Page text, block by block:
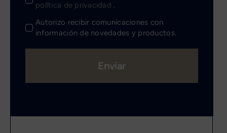
política de privacidad .
Autorizo recibir comunicaciones con
información de novedades y productos.
Enviar